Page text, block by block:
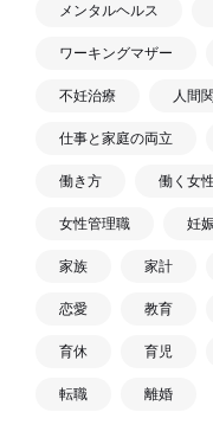
メンタルヘルス
ワーキングマザー
不妊治療 人間
仕事と家庭の両立
働き方 働く女
女性管理職 妊
家族 家計
恋愛 教育
育休 育児
転職 離婚